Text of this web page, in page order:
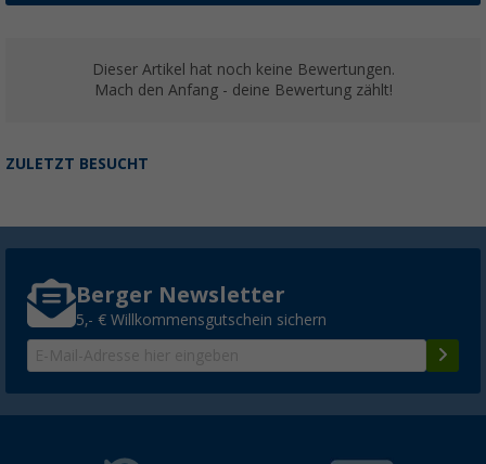
Dieser Artikel hat noch keine Bewertungen.
Mach den Anfang - deine Bewertung zählt!
ZULETZT BESUCHT
Berger Newsletter
5,- € Willkommensgutschein sichern